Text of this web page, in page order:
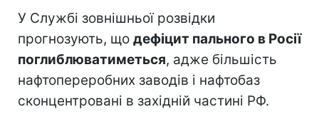
У Службі зовнішньої розвідки
прогнозують, що дефіцит пального в Росії
поглиблюватиметься, адже більшість
нафтопереробних заводів і нафтобаз
сконцентровані в західній частині РФ.